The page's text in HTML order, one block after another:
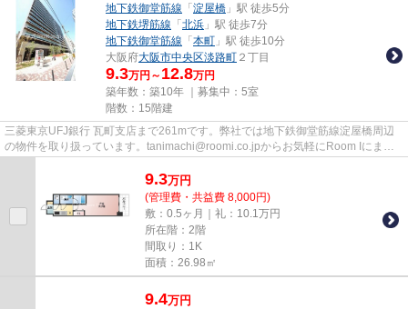
地下鉄御堂筋線 「 淀屋橋 」駅 徒歩5分
地下鉄堺筋線 「 北浜 」駅 徒歩7分
地下鉄御堂筋線 「 本町 」駅 徒歩10分
大阪府大阪市中央区淡路町 ２丁目
9.3万円～ 12.8万円
築年数：築10年 ｜募集中： 5室
階数：15階建
三菱東京UFJ銀行 瓦町支店まで261mです。弊社では地下鉄御堂筋線淀屋橋周辺
の物件を取り扱っています。tanimachi@roomi.co.jpからお気軽にRoom Iにまで
9.3万円
(管理費・共益費 8,000円)
敷：0.5ヶ月｜礼：10.1万円
所在階：2階
間取り：1K
面積：26.98㎡
9.4万円